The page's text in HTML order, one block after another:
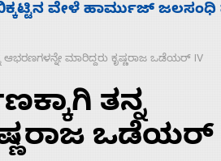
ರಾಜೀನಾಮೆ
ಮಾರಿದ್ದರು ಕೃಷ್ಣರಾಜ ಒಡೆಯರ್ IV
ತನ್ನ
ಒಡೆಯರ್